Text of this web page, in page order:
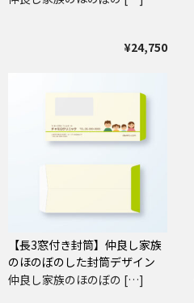
¥24,750
【長3窓付き封筒】仲良し家族
のほのぼのした封筒デザイン
仲良し家族のほのぼの […]